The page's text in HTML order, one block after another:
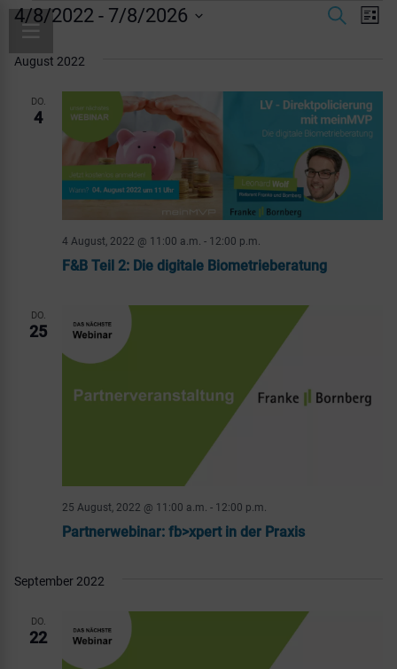
Veranstaltungen
und
Suche
Liste
4/8/2022 - 7/8/2026
wählen.
August 2022
DO.
4
F&B Teil 2: Die digitale Biometrieberatung
4 August, 2022 @ 11:00 a.m. - 12:00 p.m.
DO.
25
Partnerwebinar: fb>xpert in der Praxis
25 August, 2022 @ 11:00 a.m. - 12:00 p.m.
September 2022
DO.
22